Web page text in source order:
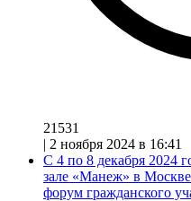
21531
| 2 ноября 2024 в 16:41
С 4 по 8 декабря 2024
зале «Манеж» в
форум гражданского